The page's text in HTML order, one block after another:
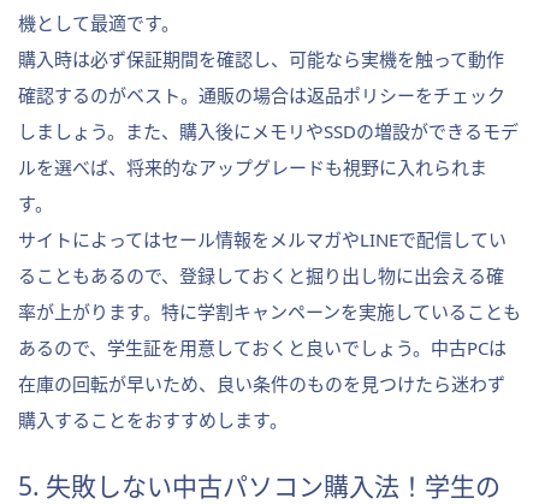
機として最適です。
購入時は必ず保証期間を確認し、可能なら実機を触って動作
確認するのがベスト。通販の場合は返品ポリシーをチェック
しましょう。また、購入後にメモリやSSDの増設ができるモデ
ルを選べば、将来的なアップグレードも視野に入れられま
す。
サイトによってはセール情報をメルマガやLINEで配信してい
ることもあるので、登録しておくと掘り出し物に出会える確
率が上がります。特に学割キャンペーンを実施していることも
あるので、学生証を用意しておくと良いでしょう。中古PCは
在庫の回転が早いため、良い条件のものを見つけたら迷わず
購入することをおすすめします。
5. 失敗しない中古パソコン購入法！学生の